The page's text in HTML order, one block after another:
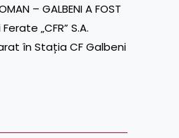
– GALBENI A FOST
„CFR” S.A.
în Stația CF Galbeni